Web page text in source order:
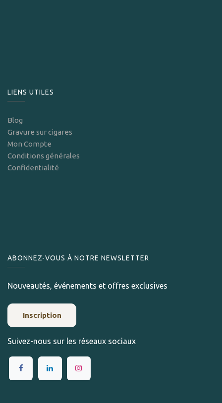
LIENS UTILES
Blog
Gravure sur cigares
Mon Compte
Conditions générales
Confidentialité
ABONNEZ-VOUS À NOTRE NEWSLETTER
Nouveautés, événements et offres exclusives
Inscription
Suivez-nous sur les réseaux sociaux